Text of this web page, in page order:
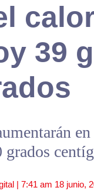
39
grados
| 7:41 am 18 junio,